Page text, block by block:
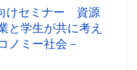
けセミナー 資源
と学生が共に考え
ノミー社会－